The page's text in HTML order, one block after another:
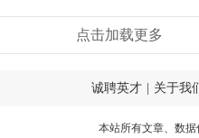
点击加载更多
诚聘英才 关于我
本站所有文章、数